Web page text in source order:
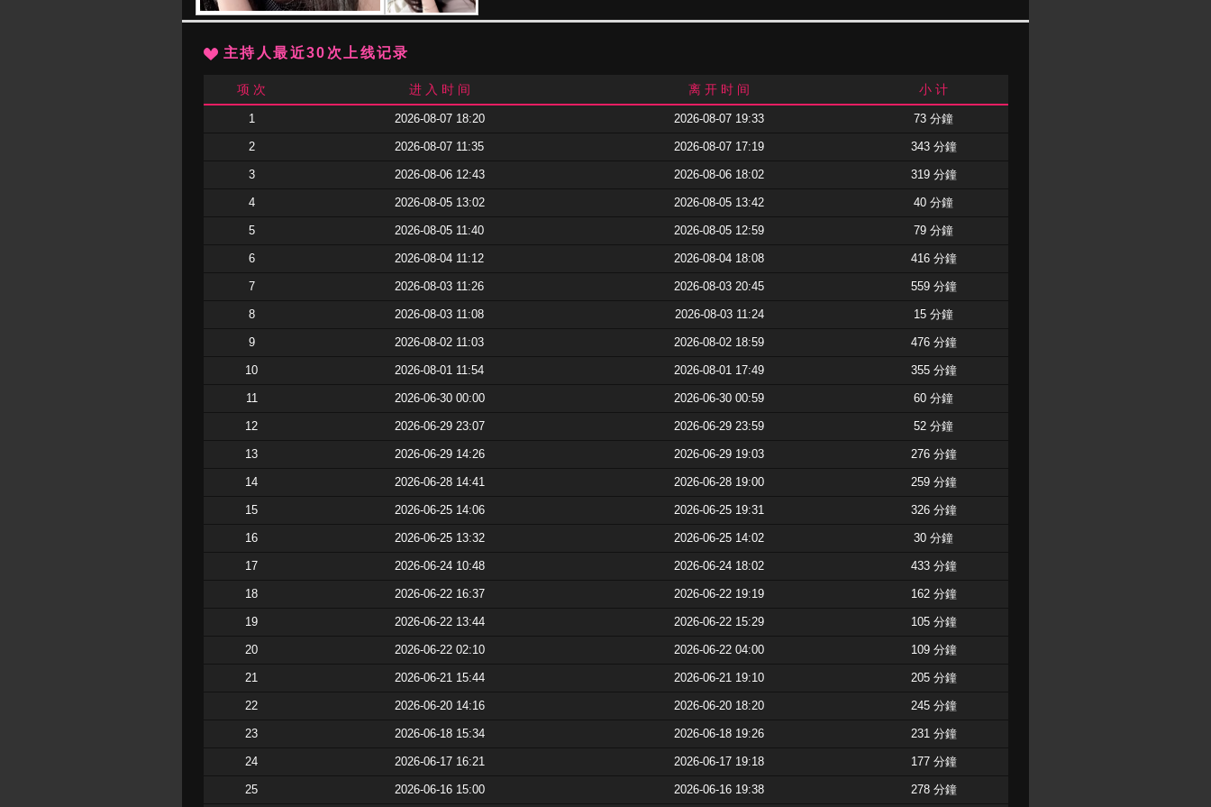
主持人最近30次上线记录
项 次 进 入 时 间 离 开 时 间 小 计
1 2026-08-07 18:20 2026-08-07 19:33 73 分鐘
2 2026-08-07 11:35 2026-08-07 17:19 343 分鐘
3 2026-08-06 12:43 2026-08-06 18:02 319 分鐘
4 2026-08-05 13:02 2026-08-05 13:42 40 分鐘
5 2026-08-05 11:40 2026-08-05 12:59 79 分鐘
6 2026-08-04 11:12 2026-08-04 18:08 416 分鐘
7 2026-08-03 11:26 2026-08-03 20:45 559 分鐘
8 2026-08-03 11:08 2026-08-03 11:24 15 分鐘
9 2026-08-02 11:03 2026-08-02 18:59 476 分鐘
10 2026-08-01 11:54 2026-08-01 17:49 355 分鐘
11 2026-06-30 00:00 2026-06-30 00:59 60 分鐘
12 2026-06-29 23:07 2026-06-29 23:59 52 分鐘
13 2026-06-29 14:26 2026-06-29 19:03 276 分鐘
14 2026-06-28 14:41 2026-06-28 19:00 259 分鐘
15 2026-06-25 14:06 2026-06-25 19:31 326 分鐘
16 2026-06-25 13:32 2026-06-25 14:02 30 分鐘
17 2026-06-24 10:48 2026-06-24 18:02 433 分鐘
18 2026-06-22 16:37 2026-06-22 19:19 162 分鐘
19 2026-06-22 13:44 2026-06-22 15:29 105 分鐘
20 2026-06-22 02:10 2026-06-22 04:00 109 分鐘
21 2026-06-21 15:44 2026-06-21 19:10 205 分鐘
22 2026-06-20 14:16 2026-06-20 18:20 245 分鐘
23 2026-06-18 15:34 2026-06-18 19:26 231 分鐘
24 2026-06-17 16:21 2026-06-17 19:18 177 分鐘
25 2026-06-16 15:00 2026-06-16 19:38 278 分鐘